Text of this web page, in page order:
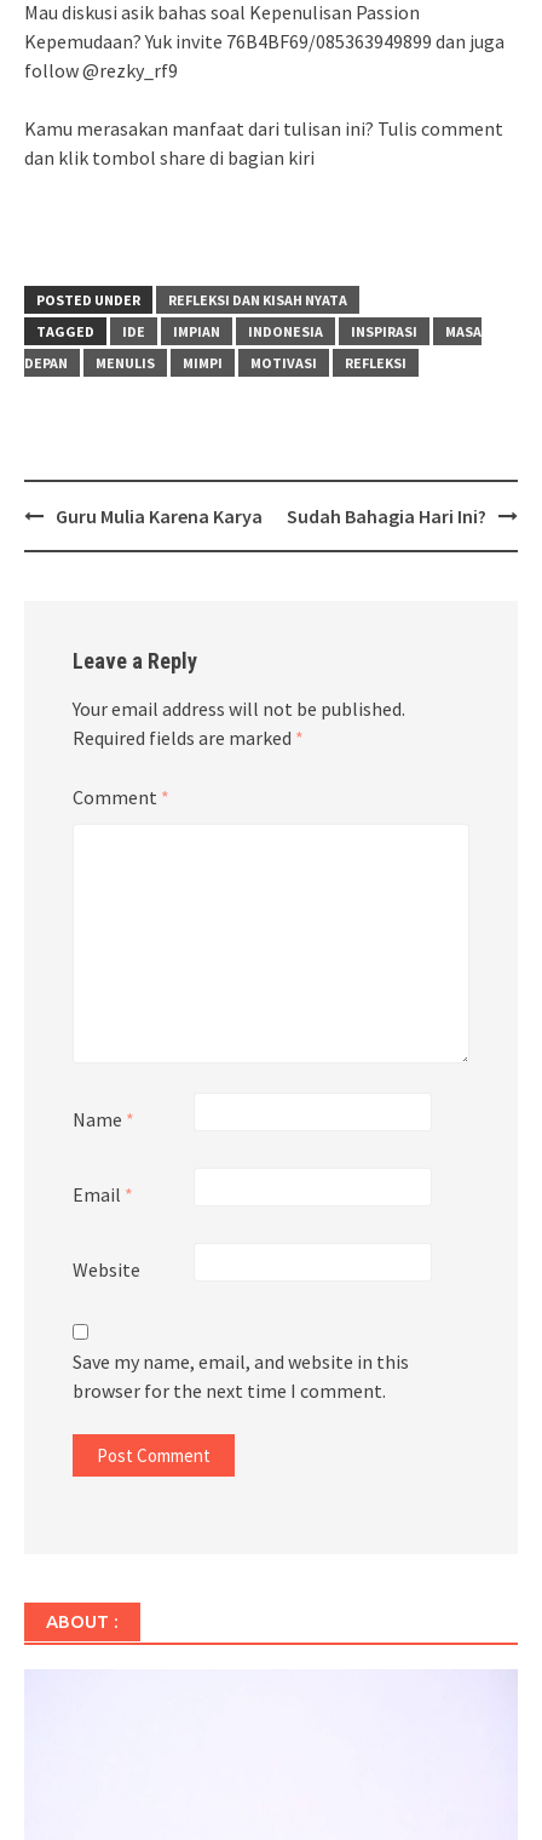
Mau diskusi asik bahas soal Kepenulisan Passion
Kepemudaan? Yuk invite 76B4BF69/085363949899 dan juga
follow @rezky_rf9
Kamu merasakan manfaat dari tulisan ini? Tulis comment
dan klik tombol share di bagian kiri
POSTED UNDER
REFLEKSI DAN KISAH NYATA
TAGGED
IDE IMPIAN INDONESIA INSPIRASI
MASA
DEPAN
MENULIS MIMPI MOTIVASI REFLEKSI
PostGuru Mulia Karena Karya Sudah Bahagia Hari Ini?
Leave a Reply
Your email address will not be published.
Required fields are marked *
Comment *
Name *
Email *
Website
Save my name, email, and website in this
browser for the next time I comment.
ABOUT :